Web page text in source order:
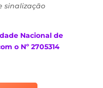
sinalização
Nacional de
o Nº 2705314